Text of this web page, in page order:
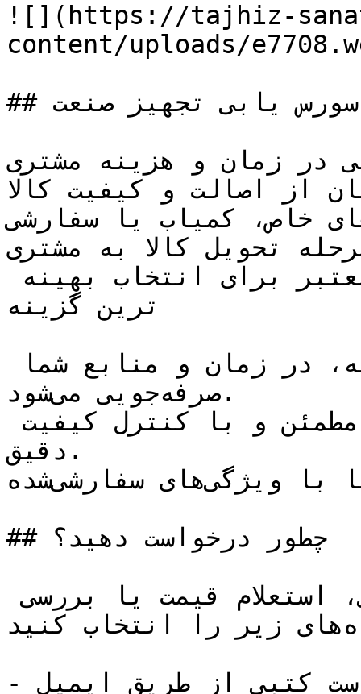
![](https://tajhiz-
content/uploads/
## مزایای استفاده از خدمات سورس یابی تجهیز صنعت
در زمان و هزینه مشتری
از اصالت و کیفیت کالا
خاص، کمیاب یا سفارشی
تحویل کالا به مشتری
ترین گزینه
صرفه‌جویی می‌شود.
دقیق.
امکان تأمین کالاهای کمیاب یا با ویژگی‌های سفارشی‌شده.
## چطور درخواست دهید؟
برای ارسال درخواست سورس‌یابی، استعلام قیمت یا بررسی
موجودی کالا، یکی از راه‌های زیر را انتخاب کنید:
- ارسال لیست اقلام یا درخواست کتبی از طریق ایمیل